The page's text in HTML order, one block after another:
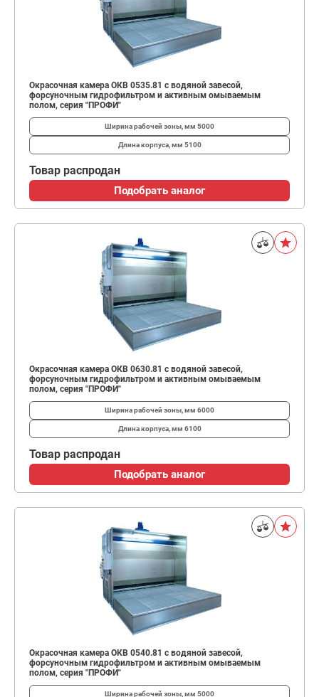
Окрасочная камера ОКВ 0535.81 с водяной завесой,
форсуночным гидрофильтром и активным омываемым
полом, серия "ПРОФИ"
Ширина рабочей зоны, мм 5000
Длина корпуса, мм 5100
Товар распродан
Подобрать аналог
Окрасочная камера ОКВ 0630.81 с водяной завесой,
форсуночным гидрофильтром и активным омываемым
полом, серия "ПРОФИ"
Ширина рабочей зоны, мм 6000
Длина корпуса, мм 6100
Товар распродан
Подобрать аналог
Окрасочная камера ОКВ 0540.81 с водяной завесой,
форсуночным гидрофильтром и активным омываемым
полом, серия "ПРОФИ"
Ширина рабочей зоны, мм 5000